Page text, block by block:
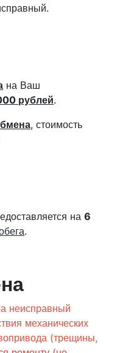
на Ваш
рублей.
, стоимость
на 6
.
неисправный
механических
(трещины,